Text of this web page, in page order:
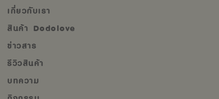
เกี่ยวกับเรา
สินค้า Dodolove
ข่าวสาร
รีวิวสินค้า
บทความ